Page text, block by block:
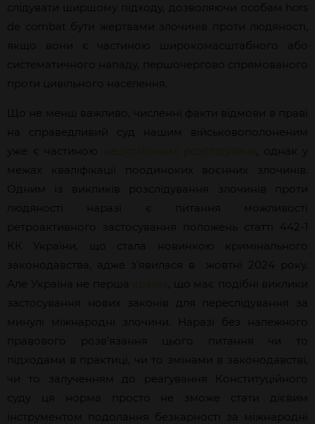
слідувати ширшому підходу, дозволяючи особам hors
de combat бути жертвами злочинів проти людяності,
якщо вони є частиною широкомасштабного або
систематичного нападу, першочергово спрямованого
проти цивільного населення.
Що не менш важливо, численні факти відмови в праві
на справедливий суд нашим військовополоненим
уже є частиною
, однак у
межах кваліфікації поодиноких воєнних злочинів.
Одним із викликів розслідування злочинів проти
людяності наразі є питання можливості
ретроактивного застосування положень статті 442-1
КК України, що стала новинкою кримінального
законодавства, адже з’явилася в жовтні 2024 року.
Але Україна не перша
, що має подібні виклики
застосування нових законів для переслідування за
минулі міжнародні злочини. Наразі без належного
правового розв’язання цього питання чи то
підходами в практиці, чи то змінами в законодавстві,
чи то залученням до реагування Конституційного
суду ця норма просто не зможе стати дієвим
інструментом подолання безкарності за міжнародні